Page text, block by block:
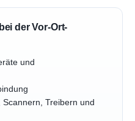
der Vor-Ort-
und
Scannern, Treibern und